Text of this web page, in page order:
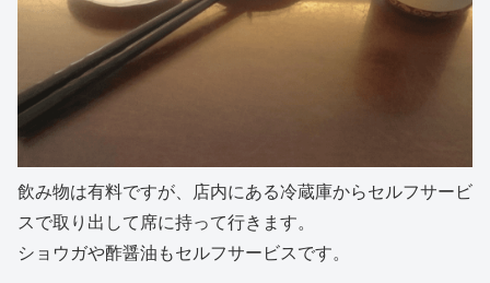
飲み物は有料ですが、店内にある冷蔵庫からセルフサービ
スで取り出して席に持って行きます。
ショウガや酢醤油もセルフサービスです。